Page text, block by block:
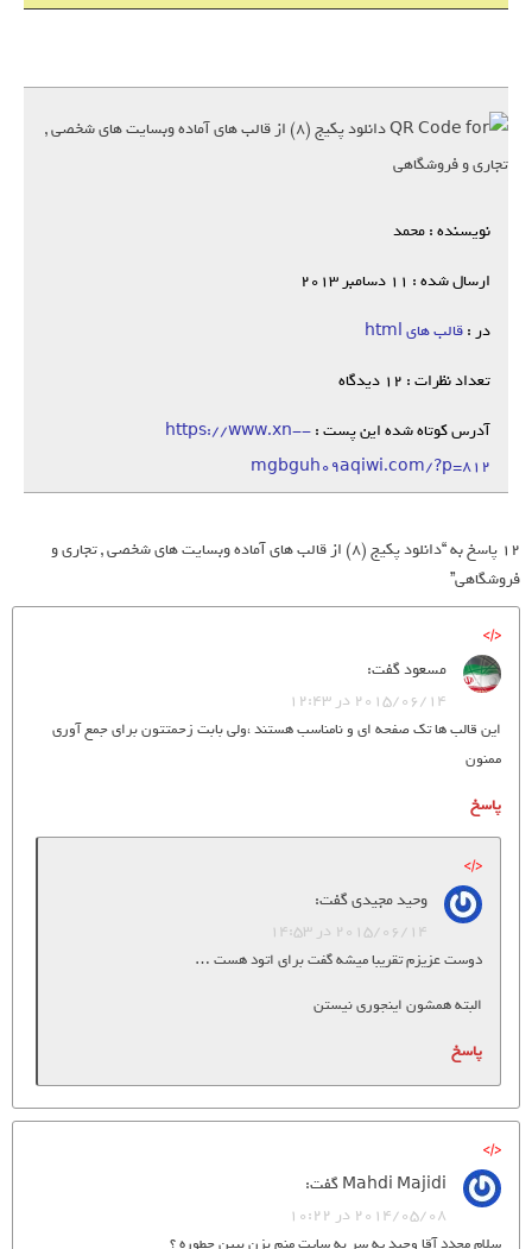
نویسنده : محمد
ارسال شده : 11 دسامبر 2013
در :قالب های html
تعداد نظرات : 12 دیدگاه
آدرس کوتاه شده این پست :https://www.xn--
mgbguh09aqiwi.com/?p=812
12 پاسخ به “دانلود پکیج (8) از قالب های آماده وبسایت های شخصی , تجاری و
فروشگاهی”
مسعودگفت:
2015/06/14 در 12:43
این قالب ها تک صفحه ای و نامناسب هستند ،ولی بابت زحمتتون برای جمع آوری
ممنون
پاسخ
وحید مجیدیگفت:
2015/06/14 در 14:53
دوست عزیزم تقریبا میشه گفت برای اتود هست …
البته همشون اینجوری نیستن
پاسخ
Mahdi Majidiگفت:
2014/05/08 در 10:22